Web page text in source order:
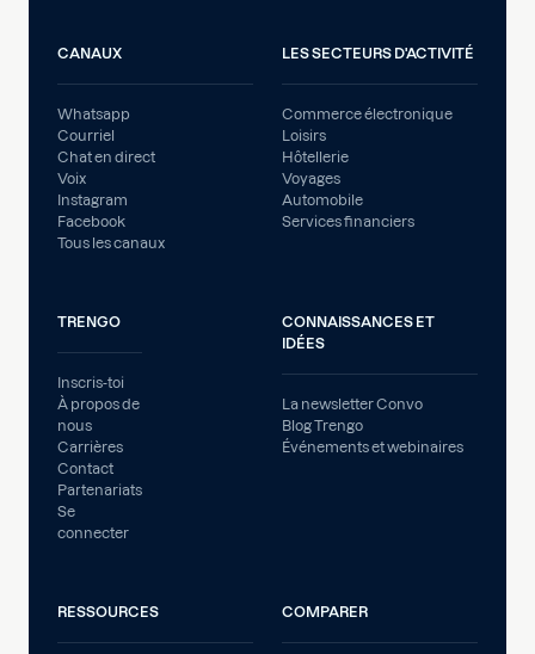
CANAUX
Whatsapp
Courriel
Chat en direct
Voix
Instagram
Facebook
Tous les canaux
LES SECTEURS D'ACTIVITÉ
Commerce électronique
Loisirs
Hôtellerie
Voyages
Automobile
Services financiers
TRENGO
Inscris-toi
À propos de
nous
Carrières
Contact
Partenariats
Se
connecter
CONNAISSANCES ET
IDÉES
La newsletter Convo
Blog Trengo
Événements et webinaires
RESSOURCES COMPARER